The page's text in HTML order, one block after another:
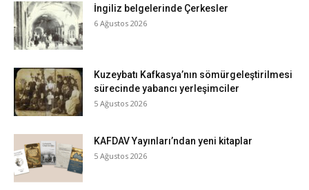
İngiliz belgelerinde Çerkesler
6 Ağustos 2026
Kuzeybatı Kafkasya’nın sömürgeleştirilmesi
sürecinde yabancı yerleşimciler
5 Ağustos 2026
KAFDAV Yayınları’ndan yeni kitaplar
5 Ağustos 2026